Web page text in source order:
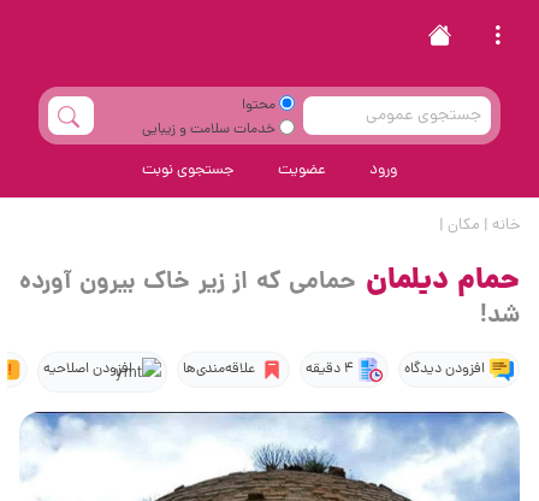
محتوا
خدمات سلامت و زیبایی
ورود عضویت جستجوی نوبت
خانه | مکان |
حمام دیلمان حمامی که از زیر خاک بیرون آورده
شد!
افزودن دیدگاه 4 دقیقه علاقه‌مندی‌ها افزودن اصلاحیه